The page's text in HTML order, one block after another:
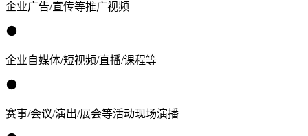
企业广告/宣传等推广视频
企业自媒体/短视频/直播/课程等
赛事/会议/演出/展会等活动现场演播